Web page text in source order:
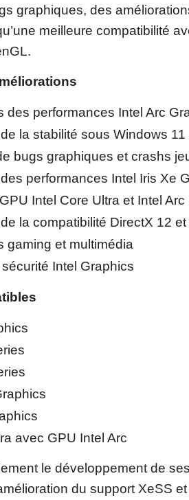
graphiques, des
meilleure compatibilité
des performances Intel Arc
la stabilité sous Windows 11
bugs graphiques et crashs
performances Intel Iris Xe
Intel Core Ultra et Intel Arc
la compatibilité DirectX 12
gaming et multimédia
Intel Graphics
avec GPU Intel Arc
le développement de
du support XeSS